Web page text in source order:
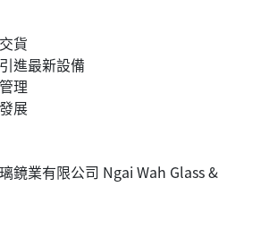
貨
進最新設備
理
展
鏡業有限公司 Ngai Wah Glass &